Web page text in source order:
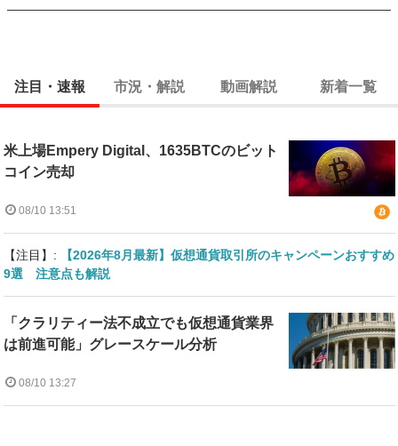
注目・速報 市況・解説 動画解説 新着一覧
米上場Empery Digital、1635BTCのビット
コイン売却
08/10 13:51
【注目】:
【2026年8月最新】仮想通貨取引所のキャンペーンおすすめ
9選 注意点も解説
「クラリティー法不成立でも仮想通貨業界
は前進可能」グレースケール分析
08/10 13:27